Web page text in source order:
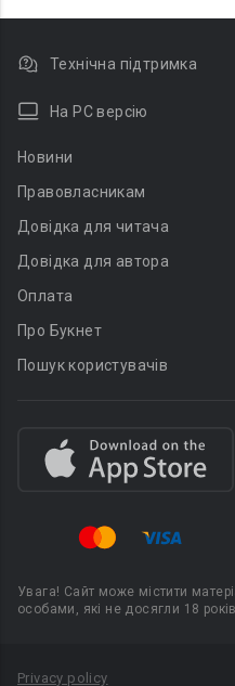
Технічна підтримка
На PC версію
Новини
Правовласникам
Довідка для читача
Довідка для автора
Оплата
Про Букнет
Пошук користувачів
Увага! Сайт може містити
особами, які не досягли 18
Privacy policy